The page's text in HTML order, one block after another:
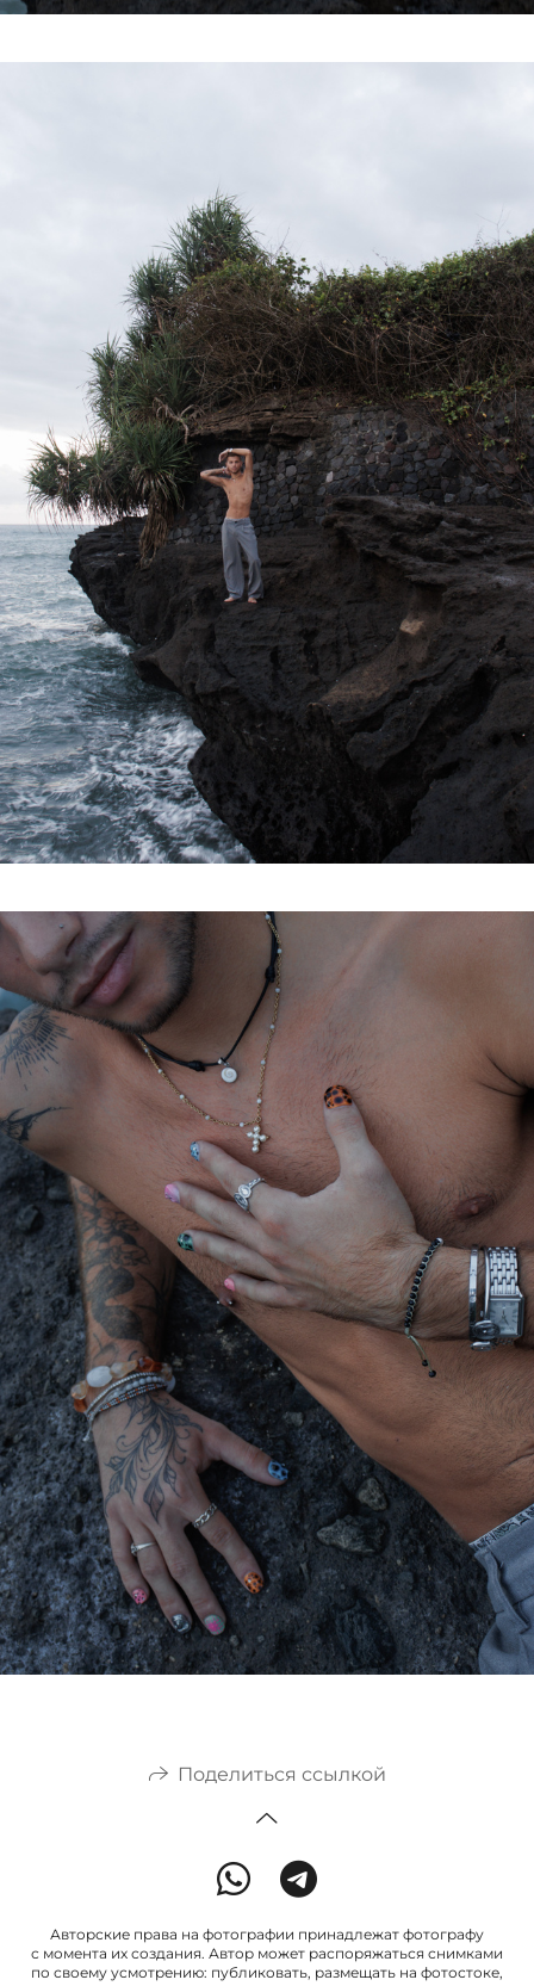
Поделиться ссылкой
Авторские права на фотографии принадлежат фотографу
с момента их создания. Автор может распоряжаться снимками
по своему усмотрению: публиковать, размещать на фотостоке,